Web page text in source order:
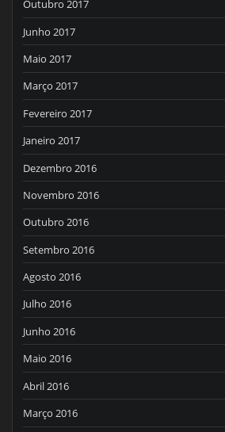
Outubro 2017
Junho 2017
Maio 2017
Março 2017
Fevereiro 2017
Janeiro 2017
Dezembro 2016
Novembro 2016
Outubro 2016
Setembro 2016
Agosto 2016
Julho 2016
Junho 2016
Maio 2016
Abril 2016
Março 2016